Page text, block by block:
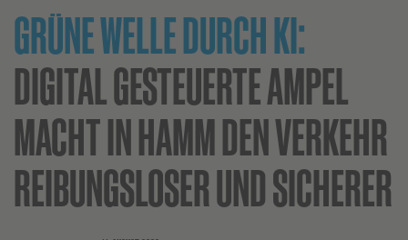
GRÜNE WELLE DURCH KI:
DIGITAL GESTEUERTE AMPEL
MACHT IN HAMM DEN VERKEHR
REIBUNGSLOSER UND SICHERER